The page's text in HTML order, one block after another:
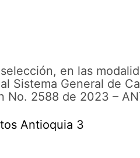
en las
Sistema General de
No. 2588 de 2023 –
Antioquia 3